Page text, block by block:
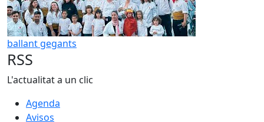
ballant gegants
RSS
L'actualitat a un clic
Agenda
Avisos